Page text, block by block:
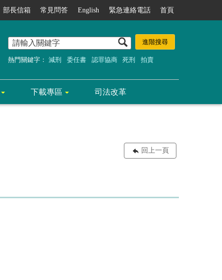
部長信箱 常見問答 English 緊急連絡電話 首頁
熱門關鍵字： 減刑 委任書 認罪協商 死刑 拍賣
下載專區 司法改革
回上一頁